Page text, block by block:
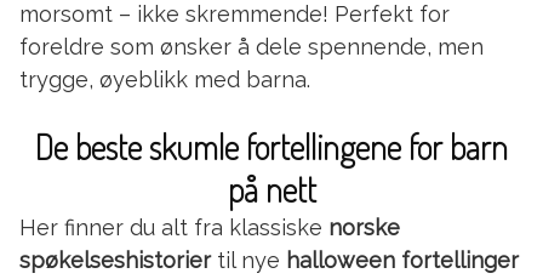
morsomt – ikke skremmende! Perfekt for
foreldre som ønsker å dele spennende, men
trygge, øyeblikk med barna.
De beste skumle fortellingene for barn
på nett
Her finner du alt fra klassiske norske
spøkelseshistoriertil nye halloween fortellinger